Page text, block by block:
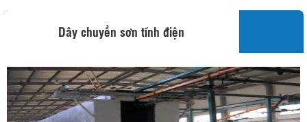
Dây chuyền sơn tĩnh điện